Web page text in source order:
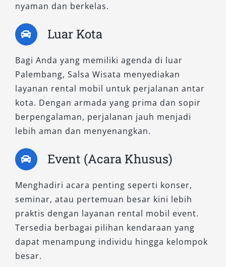
nyaman dan berkelas.
Luar Kota
Bagi Anda yang memiliki agenda di luar
Palembang, Salsa Wisata menyediakan
layanan rental mobil untuk perjalanan antar
kota. Dengan armada yang prima dan sopir
berpengalaman, perjalanan jauh menjadi
lebih aman dan menyenangkan.
Event (Acara Khusus)
Menghadiri acara penting seperti konser,
seminar, atau pertemuan besar kini lebih
praktis dengan layanan rental mobil event.
Tersedia berbagai pilihan kendaraan yang
dapat menampung individu hingga kelompok
besar.